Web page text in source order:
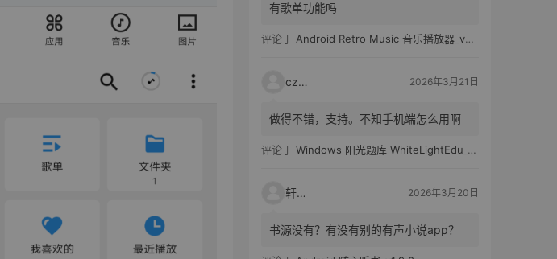
有歌单功能吗
评论于 Android Retro Music 音乐播放器_v6.6.0
czh7 2026年3月21日
做得不错，支持。不知手机端怎么用啊
评论于 Windows 阳光题库 WhiteLightEdu_v2.0.0
轩爸 2026年3月20日
书源没有？有没有别的有声小说app？